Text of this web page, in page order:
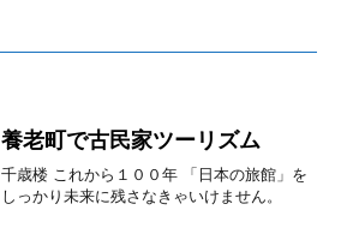
養老町で古民家ツーリズム
千歳楼 これから１００年 「日本の旅館」を
しっかり未来に残さなきゃいけません。